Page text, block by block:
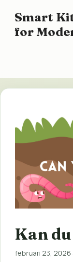
innehåll
Smart
for
Kan
februari 23, 2026